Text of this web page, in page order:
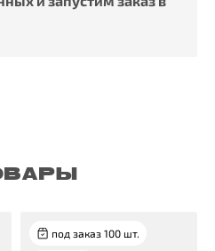
под заказ 100 шт.